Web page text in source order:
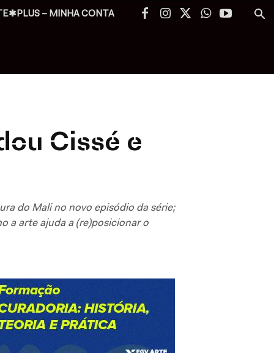
– MINHA CONTA
Cissé e
do Mali no novo episódio da série;
a arte ajuda a (re)posicionar o